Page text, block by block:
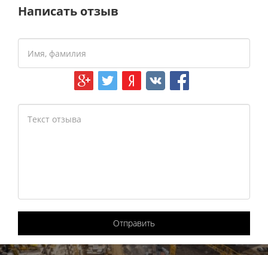
Написать отзыв
Отправить